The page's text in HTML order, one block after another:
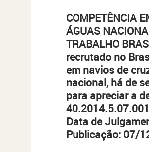
COMPETÊNCIA
ÁGUAS
TRABALHO
recrutado no
em navios de
nacional, há de
para apreciar a
Data de
Publicação: 07/